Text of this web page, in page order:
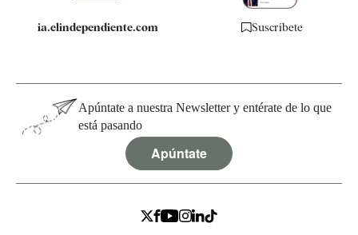
ia.elindependiente.com Suscríbete
Apúntate a nuestra Newsletter y entérate de lo que
está pasando
Apúntate